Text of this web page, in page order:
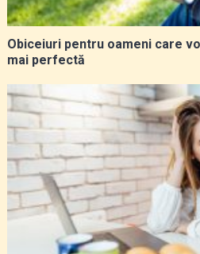
Obiceiuri pentru oameni care
mai perfectă